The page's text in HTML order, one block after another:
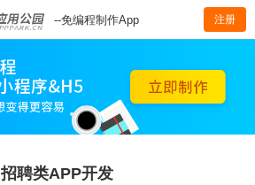
--免编程制作App 注册
招聘类APP开发